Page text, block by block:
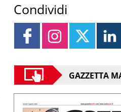
Condividi
GAZZETTA